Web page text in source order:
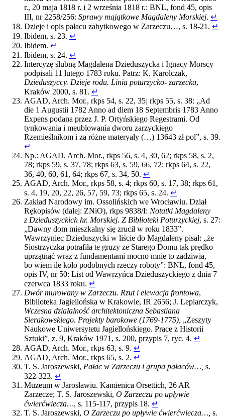
r., 20 maja 1818 r. i 2 września 1818 r.: BNL, fond 45, opis
III, nr 2258/256: Sprawy majątkowe Magdaleny Morskiej. ↵
Dzieje i opis pałacu zabytkowego w Zarzeczu…, s. 18-21. ↵
Ibidem, s. 23. ↵
Ibidem. ↵
Ibidem, s. 24. ↵
Intercyzę ślubną Magdalena Dzieduszycka i Ignacy Morscy
podpisali 11 lutego 1783 roku. Patrz: K. Karolczak,
Dzieduszyccy. Dzieje rodu. Linia poturzycko- zarzecka,
Kraków 2000, s. 81. ↵
AGAD, Arch. Mor., rkps 54, s. 22, 35; rkps 55, s. 38: „Ad
die 1 Augustii 1782 Anno ad diem 18 Septembris 1783 Anno
Expens podana przez J. P. Ortyńskiego Regestrami. Od
tynkowania i meublowania dworu zarzyckiego
Rzemieślnikom i za różne materyały (…) 13643 zł pol”, s. 39.
↵
Np.: AGAD, Arch. Mor., rkps 56, s. 4, 30, 62; rkps 58, s. 2,
78; rkps 59, s. 37, 78; rkps 63, s. 59, 66, 72; rkps 64, s. 22,
36, 40, 60, 61, 64; rkps 67, s. 34, 50. ↵
AGAD, Arch. Mor., rkps 58, s. 4; rkps 60, s. 17, 38; rkps 61,
s. 4, 19, 20, 22, 26, 57, 59, 73; rkps 65, s. 24. ↵
Zakład Narodowy im. Ossolińskich we Wrocławiu. Dział
Rękopisów (dalej: ZNiO), rkps 9838/I: Notatki Magdaleny
z Dzieduszyckich hr. Morskiej. Z Biblioteki Poturzyckiej, s. 27:
„Dawny dom mieszkalny się zrucił w roku 1833”.
Wawrzyniec Dzieduszycki w liście do Magdaleny pisał: „że
Siostrzyczka potrafiła te gruzy ze Starego Domu tak prędko
uprzątnąć wraz z fundamentami mocno mnie to zadziwia,
bo wiem ile koło podobnych rzeczy roboty”: BNL, fond 45,
opis IV, nr 50: List od Wawrzyńca Dzieduszyckiego z dnia 7
czerwca 1833 roku. ↵
Dwór murowany w Zarzeczu. Rzut i elewacja frontowa,
Biblioteka Jagiellońska w Krakowie, IR 2656; J. Lepiarczyk,
Wczesna działalność architektoniczna Sebastiana
Sierakowskiego. Projekty barokowe (1769-1775), „Zeszyty
Naukowe Uniwersytetu Jagiellońskiego. Prace z Historii
Sztuki”, z. 9, Kraków 1971, s. 200, przypis 7, ryc. 4. ↵
AGAD, Arch. Mor., rkps 63, s. 9. ↵
AGAD, Arch. Mor., rkps 65, s. 2. ↵
T. S. Jaroszewski, Pałac w Zarzeczu i grupa pałaców…, s.
322-323. ↵
Muzeum w Jarosławiu. Kamienica Orsettich, 26 AR
Zarzecze; T. S. Jaroszewski, O Zarzeczu po upływie
ćwierćwiecza…, s. 115-117, przypis 18. ↵
T. S. Jaroszewski, O Zarzeczu po upływie ćwierćwiecza…, s.